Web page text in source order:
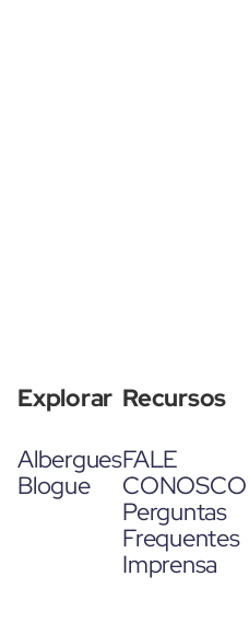
Explorar
Albergues
Blogue
Recursos
FALE
CONOSCO
Perguntas
Frequentes
Imprensa